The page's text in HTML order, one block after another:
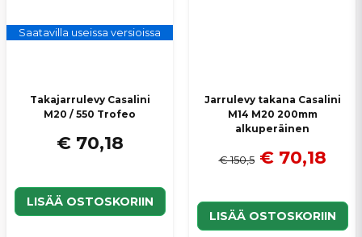
Saatavilla useissa versioissa
Takajarrulevy Casalini
M20 / 550 Trofeo
€ 70,18
LISÄÄ OSTOSKORIIN
Jarrulevy takana Casalini
M14 M20 200mm
alkuperäinen
€ 150,5 € 70,18
LISÄÄ OSTOSKORIIN